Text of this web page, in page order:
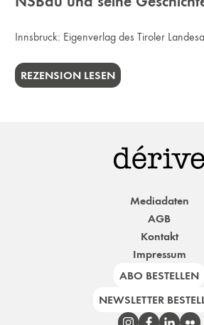
Innsbruck: Eigenverlag des Tiroler
REZENSION LESEN
Mediadaten
AGB
Kontakt
Impressum
ABO BESTELLEN
NEWSLETTER